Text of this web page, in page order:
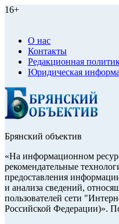
16+
О нас
Контакты
Редакционная
Юридическая
Брянский объектив
«На информационном
рекомендательные
предоставления
и анализа сведений,
пользователей сети
Российской Федерации)».